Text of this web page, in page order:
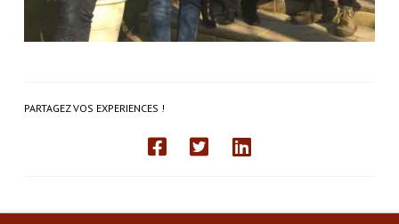
PARTAGEZ VOS EXPERIENCES !